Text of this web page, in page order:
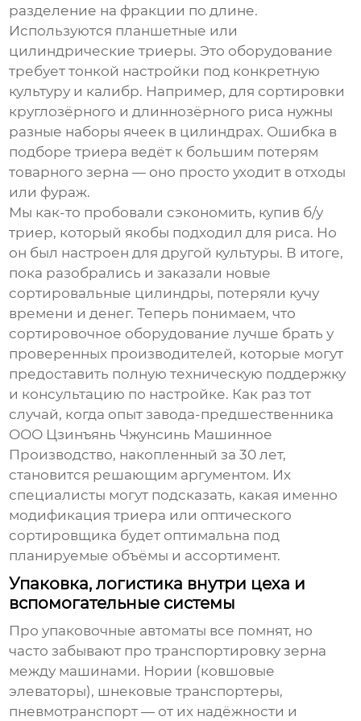
разделение на фракции по длине.
Используются планшетные или
цилиндрические триеры. Это оборудование
требует тонкой настройки под конкретную
культуру и калибр. Например, для сортировки
круглозёрного и длиннозёрного риса нужны
разные наборы ячеек в цилиндрах. Ошибка в
подборе триера ведёт к большим потерям
товарного зерна — оно просто уходит в отходы
или фураж.
Мы как-то пробовали сэкономить, купив б/у
триер, который якобы подходил для риса. Но
он был настроен для другой культуры. В итоге,
пока разобрались и заказали новые
сортировальные цилиндры, потеряли кучу
времени и денег. Теперь понимаем, что
сортировочное оборудование лучше брать у
проверенных производителей, которые могут
предоставить полную техническую поддержку
и консультацию по настройке. Как раз тот
случай, когда опыт завода-предшественника
ООО Цзинъянь Чжунсинь Машинное
Производство, накопленный за 30 лет,
становится решающим аргументом. Их
специалисты могут подсказать, какая именно
модификация триера или оптического
сортировщика будет оптимальна под
планируемые объёмы и ассортимент.
Упаковка, логистика внутри цеха и
вспомогательные системы
Про упаковочные автоматы все помнят, но
часто забывают про транспортировку зерна
между машинами. Нории (ковшовые
элеваторы), шнековые транспортеры,
пневмотранспорт — от их надёжности и